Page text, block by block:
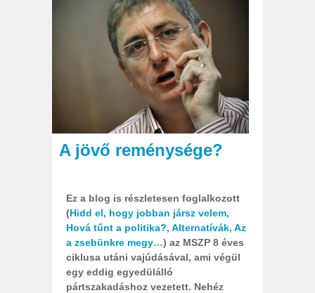
Nincs hozzászólás 2011 12. 06.
Őri András
A jövő reménysége?
Ez a blog is részletesen foglalkozott
(Hidd el, hogy jobban jársz velem,
Hová tűnt a politika?, Alternatívák, Az
a zsebünkre megy…) az MSZP 8 éves
ciklusa utáni vajúdásával, ami végül
egy eddig egyedülálló
pártszakadáshoz vezetett. Nehéz